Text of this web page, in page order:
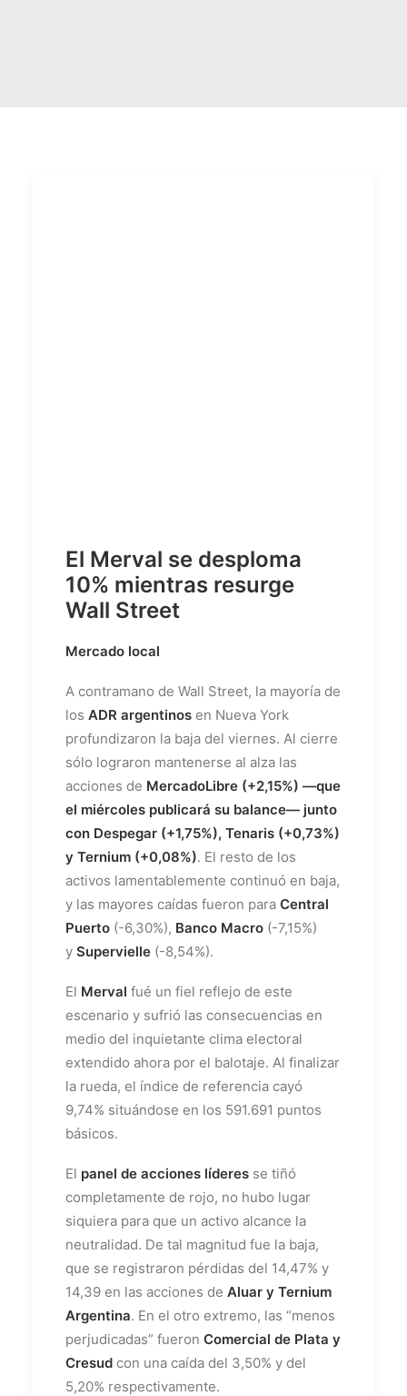
El Merval se desploma
10% mientras resurge
Wall Street
Mercado local
A contramano de Wall Street, la mayoría de
los ADR argentinos en Nueva York
profundizaron la baja del viernes. Al cierre
sólo lograron mantenerse al alza las
acciones de MercadoLibre (+2,15%) —que
el miércoles publicará su balance— junto
con Despegar (+1,75%), Tenaris (+0,73%)
y Ternium (+0,08%). El resto de los
activos lamentablemente continuó en baja,
y las mayores caídas fueron para Central
Puerto (-6,30%), Banco Macro (-7,15%)
y Supervielle (-8,54%).
El Merval fué un fiel reflejo de este
escenario y sufrió las consecuencias en
medio del inquietante clima electoral
extendido ahora por el balotaje. Al finalizar
la rueda, el índice de referencia cayó
9,74% situándose en los 591.691 puntos
básicos.
El panel de acciones líderes se tiñó
completamente de rojo, no hubo lugar
siquiera para que un activo alcance la
neutralidad. De tal magnitud fue la baja,
que se registraron pérdidas del 14,47% y
14,39 en las acciones de Aluar y Ternium
Argentina. En el otro extremo, las “menos
perjudicadas” fueron Comercial de Plata y
Cresud con una caída del 3,50% y del
5,20% respectivamente.